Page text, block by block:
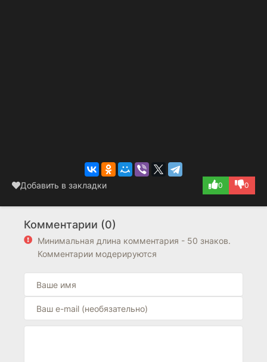
Добавить в закладки 0 0
Комментарии (0)
Минимальная длина комментария - 50 знаков.
Комментарии модерируются